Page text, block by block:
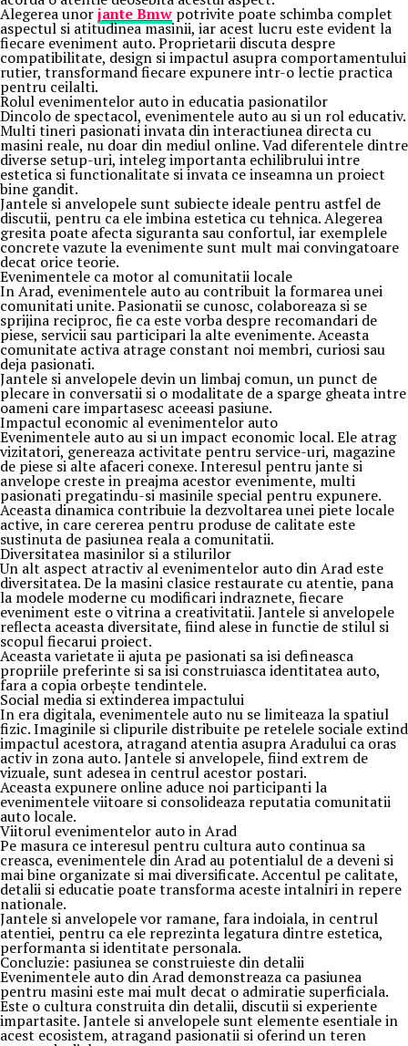
Alegerea unorjante Bmw potrivite poate schimba complet
aspectul si atitudinea masinii, iar acest lucru este evident la
fiecare eveniment auto. Proprietarii discuta despre
compatibilitate, design si impactul asupra comportamentului
rutier, transformand fiecare expunere intr-o lectie practica
pentru ceilalti.
Rolul evenimentelor auto in educatia pasionatilor
Dincolo de spectacol, evenimentele auto au si un rol educativ.
Multi tineri pasionati invata din interactiunea directa cu
masini reale, nu doar din mediul online. Vad diferentele dintre
diverse setup-uri, inteleg importanta echilibrului intre
estetica si functionalitate si invata ce inseamna un proiect
bine gandit.
Jantele si anvelopele sunt subiecte ideale pentru astfel de
discutii, pentru ca ele imbina estetica cu tehnica. Alegerea
gresita poate afecta siguranta sau confortul, iar exemplele
concrete vazute la evenimente sunt mult mai convingatoare
decat orice teorie.
Evenimentele ca motor al comunitatii locale
In Arad, evenimentele auto au contribuit la formarea unei
comunitati unite. Pasionatii se cunosc, colaboreaza si se
sprijina reciproc, fie ca este vorba despre recomandari de
piese, servicii sau participari la alte evenimente. Aceasta
comunitate activa atrage constant noi membri, curiosi sau
deja pasionati.
Jantele si anvelopele devin un limbaj comun, un punct de
plecare in conversatii si o modalitate de a sparge gheata intre
oameni care impartasesc aceeasi pasiune.
Impactul economic al evenimentelor auto
Evenimentele auto au si un impact economic local. Ele atrag
vizitatori, genereaza activitate pentru service-uri, magazine
de piese si alte afaceri conexe. Interesul pentru jante si
anvelope creste in preajma acestor evenimente, multi
pasionati pregatindu-si masinile special pentru expunere.
Aceasta dinamica contribuie la dezvoltarea unei piete locale
active, in care cererea pentru produse de calitate este
sustinuta de pasiunea reala a comunitatii.
Diversitatea masinilor si a stilurilor
Un alt aspect atractiv al evenimentelor auto din Arad este
diversitatea. De la masini clasice restaurate cu atentie, pana
la modele moderne cu modificari indraznete, fiecare
eveniment este o vitrina a creativitatii. Jantele si anvelopele
reflecta aceasta diversitate, fiind alese in functie de stilul si
scopul fiecarui proiect.
Aceasta varietate ii ajuta pe pasionati sa isi defineasca
propriile preferinte si sa isi construiasca identitatea auto,
fara a copia orbește tendintele.
Social media si extinderea impactului
In era digitala, evenimentele auto nu se limiteaza la spatiul
fizic. Imaginile si clipurile distribuite pe retelele sociale extind
impactul acestora, atragand atentia asupra Aradului ca oras
activ in zona auto. Jantele si anvelopele, fiind extrem de
vizuale, sunt adesea in centrul acestor postari.
Aceasta expunere online aduce noi participanti la
evenimentele viitoare si consolideaza reputatia comunitatii
auto locale.
Viitorul evenimentelor auto in Arad
Pe masura ce interesul pentru cultura auto continua sa
creasca, evenimentele din Arad au potentialul de a deveni si
mai bine organizate si mai diversificate. Accentul pe calitate,
detalii si educatie poate transforma aceste intalniri in repere
nationale.
Jantele si anvelopele vor ramane, fara indoiala, in centrul
atentiei, pentru ca ele reprezinta legatura dintre estetica,
performanta si identitate personala.
Concluzie: pasiunea se construieste din detalii
Evenimentele auto din Arad demonstreaza ca pasiunea
pentru masini este mai mult decat o admiratie superficiala.
Este o cultura construita din detalii, discutii si experiente
impartasite. Jantele si anvelopele sunt elemente esentiale in
acest ecosistem, atragand pasionatii si oferind un teren